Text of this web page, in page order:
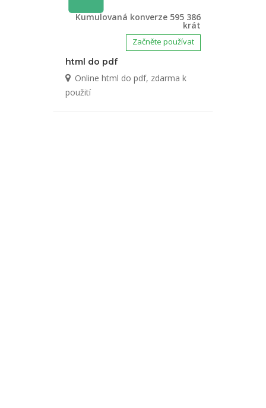
Kumulovaná konverze 595 386
krát
Začněte používat
html do pdf
Online html do pdf, zdarma k
použití